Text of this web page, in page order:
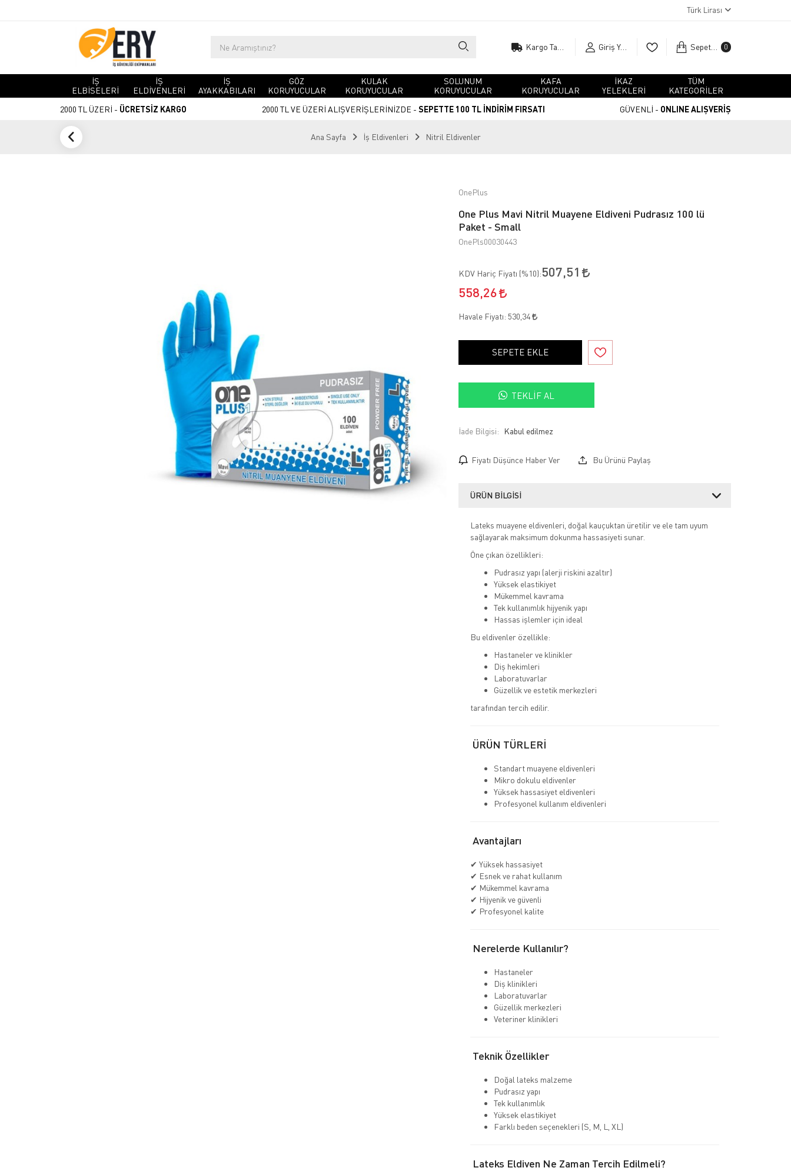
Türk Lirası
Giriş Yap Sepetim 0
İŞ
ELBİSELERİ
İŞ
ELDİVENLERİ
İŞ
AYAKKABILARI
GÖZ
KORUYUCULAR
KULAK
KORUYUCULAR
SOLUNUM
KORUYUCULAR
KAFA
KORUYUCULAR
İKAZ
YELEKLERİ
TÜM
KATEGORİLER
2000 TL ÜZERİ - ÜCRETSİZ KARGO 2000 TL VE ÜZERİ ALIŞVERİŞLERİNİZDE - SEPETTE 100 TL İNDİRİM FIRSATI GÜVENLİ - ONLINE ALIŞVERİŞ
Ana Sayfa İş Eldivenleri Nitril Eldivenler
OnePlus
One Plus Mavi Nitril Muayene Eldiveni Pudrasız 100 lü
Paket - Small
OnePls00030443
KDV Hariç Fiyatı (%10):507,51
558,26
Havale Fiyatı: 530,34
SEPETE EKLE
TEKLIF AL
İade Bilgisi:
Fiyatı Düşünce Haber Ver Bu Ürünü Paylaş
ÜRÜN BILGISI
Lateks muayene eldivenleri, doğal kauçuktan üretilir ve ele tam uyum
sağlayarak maksimum dokunma hassasiyeti sunar.
Öne çıkan özellikleri:
Pudrasız yapı (alerji riskini azaltır)
Yüksek elastikiyet
Mükemmel kavrama
Tek kullanımlık hijyenik yapı
Hassas işlemler için ideal
Bu eldivenler özellikle:
Hastaneler ve klinikler
Diş hekimleri
Laboratuvarlar
Güzellik ve estetik merkezleri
tarafından tercih edilir.
ÜRÜN TÜRLERİ
Standart muayene eldivenleri
Mikro dokulu eldivenler
Yüksek hassasiyet eldivenleri
Profesyonel kullanım eldivenleri
Avantajları
✔ Yüksek hassasiyet
✔ Esnek ve rahat kullanım
✔ Mükemmel kavrama
✔ Hijyenik ve güvenli
✔ Profesyonel kalite
Nerelerde Kullanılır?
Hastaneler
Diş klinikleri
Laboratuvarlar
Güzellik merkezleri
Veteriner klinikleri
Teknik Özellikler
Doğal lateks malzeme
Pudrasız yapı
Tek kullanımlık
Yüksek elastikiyet
Farklı beden seçenekleri (S, M, L, XL)
Lateks Eldiven Ne Zaman Tercih Edilmeli?